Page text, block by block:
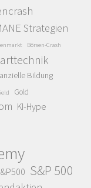
Strategien
Börsen-Crash
Bildung
Gold
KI-Hype
S&P 500